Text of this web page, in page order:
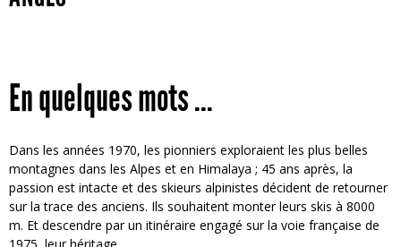
En quelques mots ...
Dans les années 1970, les pionniers exploraient les plus belles
montagnes dans les Alpes et en Himalaya ; 45 ans après, la
passion est intacte et des skieurs alpinistes décident de retourner
sur la trace des anciens. Ils souhaitent monter leurs skis à 8000
m. Et descendre par un itinéraire engagé sur la voie française de